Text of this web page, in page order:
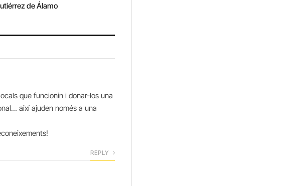
de Álamo
que funcionin i donar-los una
així ajuden només a una
REPLY